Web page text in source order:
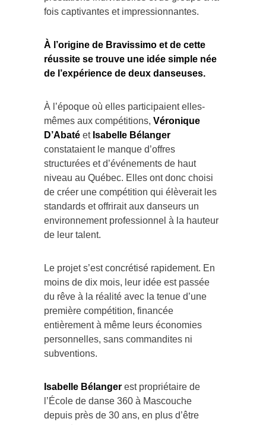
fois captivantes et impressionnantes.
À l’origine de Bravissimo et de cette
réussite se trouve une idée simple née
de l’expérience de deux danseuses.
À l’époque où elles participaient elles-
mêmes aux compétitions, Véronique
D’Abaté et Isabelle Bélanger
constataient le manque d’offres
structurées et d’événements de haut
niveau au Québec. Elles ont donc choisi
de créer une compétition qui élèverait les
standards et offrirait aux danseurs un
environnement professionnel à la hauteur
de leur talent.
Le projet s’est concrétisé rapidement. En
moins de dix mois, leur idée est passée
du rêve à la réalité avec la tenue d’une
première compétition, financée
entièrement à même leurs économies
personnelles, sans commandites ni
subventions.
Isabelle Bélanger est propriétaire de
l’École de danse 360 à Mascouche
depuis près de 30 ans, en plus d’être